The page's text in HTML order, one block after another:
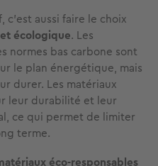
aussi faire le choix
écologique. Les
normes bas carbone sont
le plan énergétique, mais
durer. Les matériaux
leur durabilité et leur
ce qui permet de limiter
terme.
éco-responsables